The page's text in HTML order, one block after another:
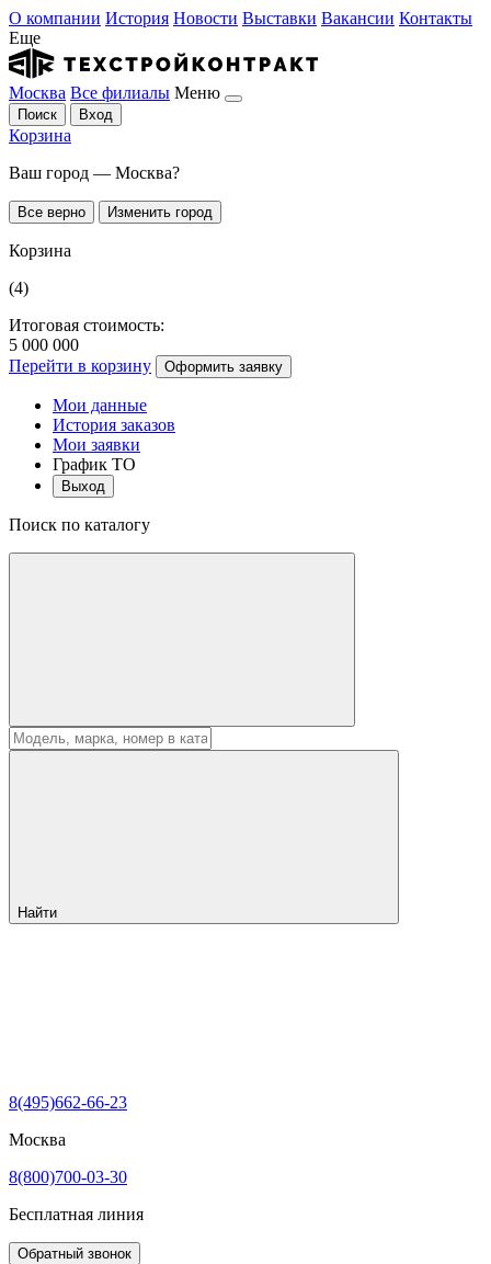
О компании История Новости Выставки Вакансии Контакты
Еще
Москва Все филиалы Меню
Поиск Вход
Корзина
Ваш город — Москва?
Все верно Изменить город
Корзина
(4)
Итоговая стоимость:
5 000 000
Перейти в корзину
Оформить заявку
Мои данные
История заказов
Мои заявки
График ТО
Выход
Поиск по каталогу
Найти
8(495)662-66-23
Москва
8(800)700-03-30
Бесплатная линия
Обратный звонок